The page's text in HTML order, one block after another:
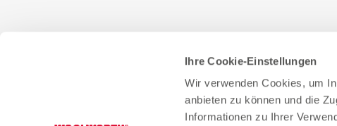
Ihre Cookie-Einstellungen
Wir verwenden Cookies, um
anbieten zu können und die
Informationen zu Ihrer